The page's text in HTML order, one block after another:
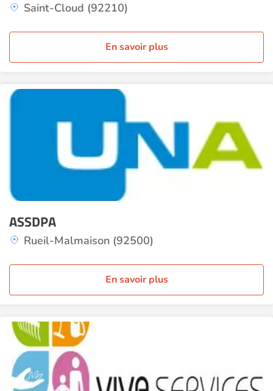
Saint-Cloud (92210)
En savoir plus
ASSDPA
Rueil-Malmaison (92500)
En savoir plus